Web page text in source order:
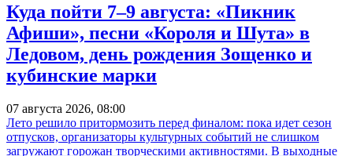
Куда пойти 7–9 августа: «Пикник
Афиши», песни «Короля и Шута» в
Ледовом, день рождения Зощенко и
кубинские марки
07 августа 2026, 08:00
Лето решило притормозить перед финалом: пока идет сезон
отпусков, организаторы культурных событий не слишком
загружают горожан творческими активностями. В выходные